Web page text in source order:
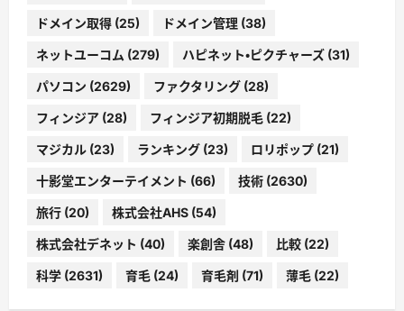
ドメイン取得 (25) ドメイン管理 (38)
ネットユーコム (279) ハピネット・ピクチャーズ (31)
パソコン (2629) ファクタリング (28)
フィンジア (28) フィンジア初期脱毛 (22)
マジカル (23) ランキング (23) ロリポップ (21)
十影堂エンターテイメント (66) 技術 (2630)
旅行 (20) 株式会社AHS (54)
株式会社デネット (40) 楽創舎 (48) 比較 (22)
科学 (2631) 育毛 (24) 育毛剤 (71) 薄毛 (22)